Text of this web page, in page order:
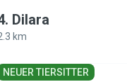
. Dilara
km
NEUER TIERSITTER